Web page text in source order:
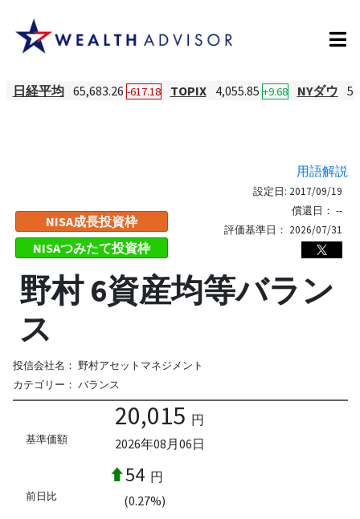
日経平均 65,683.26 -617.18 TOPIX 4,055.85 +9.68 NYダウ
用語解説
NISA成長投資枠
NISAつみたて投資枠
設定日: 2017/09/19
償還日： --
評価基準日： 2026/07/31
野村 6資産均等バラン
ス
投信会社名： 野村アセットマネジメント
カテゴリー： バランス
基準価額
20,015 円
2026年08月06日
前日比
54 円
(0.27%)